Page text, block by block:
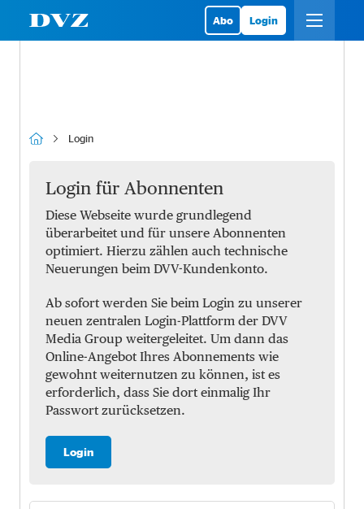
Abo Login
Login
Login für Abonnenten
Diese Webseite wurde grundlegend
überarbeitet und für unsere Abonnenten
optimiert. Hierzu zählen auch technische
Neuerungen beim DVV-Kundenkonto.
Ab sofort werden Sie beim Login zu unserer
neuen zentralen Login-Plattform der DVV
Media Group weitergeleitet. Um dann das
Online-Angebot Ihres Abonnements wie
gewohnt weiternutzen zu können, ist es
erforderlich, dass Sie dort einmalig Ihr
Passwort zurücksetzen.
Login